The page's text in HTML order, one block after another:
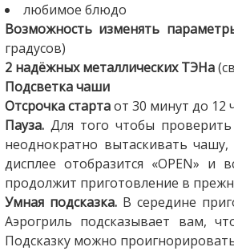
любимое блюдо
Возможность изменять
градусов)
2 надёжных металлических ТЭНа
Подсветка чаши
Отсрочка стартаот 30 минут до 12
Пауза. Для того чтобы
неоднократно вытаскивать
дисплее отобразится «OPEN» и
продолжит приготовление в
Умная подсказка. В середине
Аэрогриль подсказывает вам,
Подсказку можно